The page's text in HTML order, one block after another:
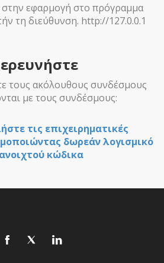
εφαρμογή στο πρόγραμμα
τη διεύθυνση. http://127.0.0.1
τους ακόλουθους συνδέσμους
με τους συνδέσμους:
τις επιχειρηματικές
δωρεάν λογισμικό
κώδικα